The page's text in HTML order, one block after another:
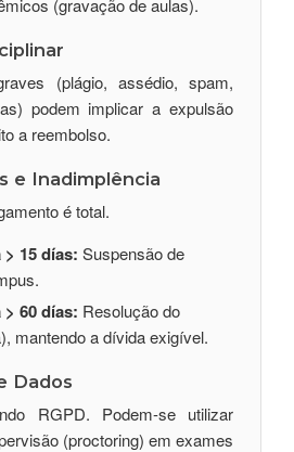
(gravação de aulas).
(plágio, assédio, spam,
podem implicar a expulsão
a reembolso.
e Inadimplência
é total.
15 días: Suspensão de
60 días: Resolução do
mantendo a dívida exigível.
Dados
RGPD. Podem-se utilizar
(proctoring) em exames